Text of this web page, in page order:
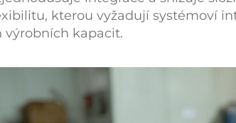
kterou vyžadují systémoví
výrobních kapacit.